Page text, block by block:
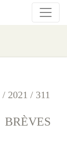
/ 2021 / 311
BRÈVES